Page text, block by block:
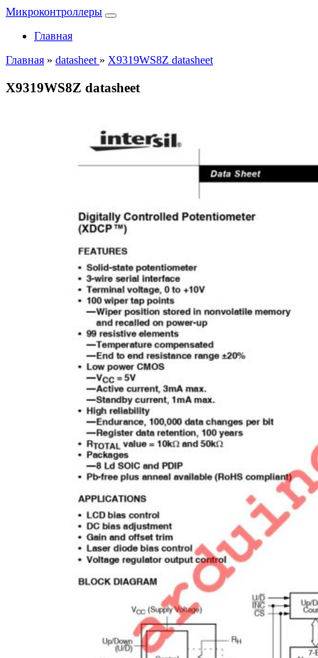
Микроконтроллеры
Главная
Главная » datasheet » X9319WS8Z datasheet
X9319WS8Z datasheet